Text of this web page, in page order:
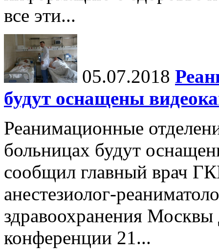
все эти...
05.07.2018
будут оснащены
Реанимационные
больницах будут
сообщил главный врач
анестезиолог-
здравоохранения
конференции 21...